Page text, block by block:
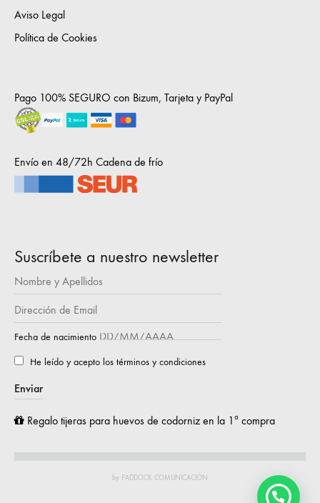
Aviso Legal
Política de Cookies
Pago 100% SEGURO con Bizum, Tarjeta y PayPal
Envío en 48/72h Cadena de frío
Suscríbete a nuestro newsletter
Fecha de nacimiento
He leído y acepto los términos y condiciones
Regalo tijeras para huevos de codorniz en la 1ª compra
by PADDOCK COMUNICACIÓN